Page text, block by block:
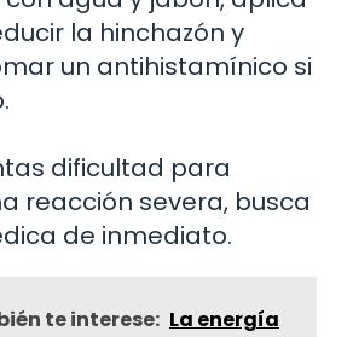
la hinchazón y
un antihistamínico si
dificultad para
reacción severa, busca
de inmediato.
te interese: La energía